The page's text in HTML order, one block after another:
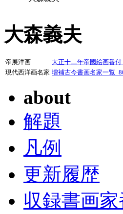
大森義夫
帝展洋画 大正十二年帝國絵画番付
現代西洋画名家 増補古今書画名家一覧
about
解題
凡例
更新履歴
収録書画